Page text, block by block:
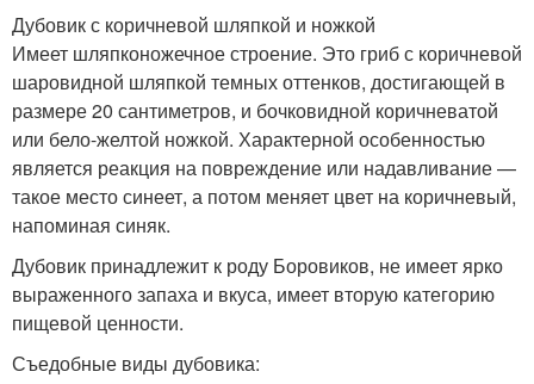
Дубовик с коричневой шляпкой и ножкой
Имеет шляпконожечное строение. Это гриб с коричневой
шаровидной шляпкой темных оттенков, достигающей в
размере 20 сантиметров, и бочковидной коричневатой
или бело-желтой ножкой. Характерной особенностью
является реакция на повреждение или надавливание —
такое место синеет, а потом меняет цвет на коричневый,
напоминая синяк.
Дубовик принадлежит к роду Боровиков, не имеет ярко
выраженного запаха и вкуса, имеет вторую категорию
пищевой ценности.
Съедобные виды дубовика: